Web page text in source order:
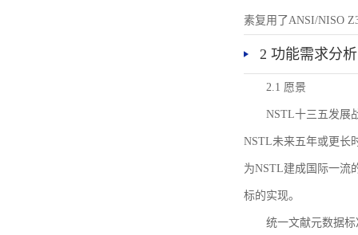
素复用了ANSI/NISO
2 功能需求分析
2.1 愿景
NSTL十三五发展
NSTL未来五年或更长
为NSTL建成国际一流
标的实现。
统一文献元数据